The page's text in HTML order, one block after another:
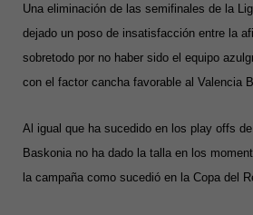
Una eliminación de las semifinales de la
dejado un poso de insatisfacción entre la
sobretodo por no haber sido el equipo
con el factor cancha favorable al Valencia
Al igual que ha sucedido en los play offs
Baskonia no ha dado la talla en los
la campaña como sucedió en la Copa del